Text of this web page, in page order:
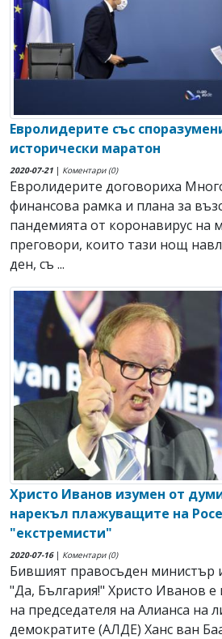
Евролидерите със
исторически маратон
2020-07-21 | Коментари (0)
Евролидерите договориха
финансова рамка и плана за
пандемията от коронавирус на
преговори, които тази нощ
ден, съ ...
Христо Иванов изумен от
нарекъл плажуващите на
"екстремисти"
2020-07-16| Коментари (0)
Бившият правосъден министър
"Да, България!" Христо Иванов е
на председателя на Алианса на
демократите (АЛДЕ) Ханс ван